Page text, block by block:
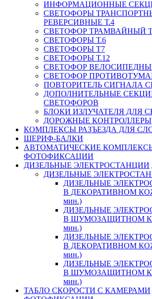
ИНФОРМАЦИОННЫЕ
СВЕТОФОРЫ
РЕВЕРСИВНЫЕ Т.4
СВЕТОФОР ТРАМВАЙНЫЙ
СВЕТОФОРЫ Т.6
СВЕТОФОРЫ Т7
СВЕТОФОРЫ Т.12
СВЕТОФОР
СВЕТОФОР
ПОВТОРИТЕЛЬ СИГНАЛА
ДОПОЛНИТЕЛЬНЫЕ
СВЕТОФОРОВ
БЛОКИ ИЗЛУЧАТЕЛЯ ДЛЯ
ДОРОЖНЫЕ КОНТРОЛЛЕРЫ
КОМПЛЕКСЫ РАЗЪЕЗДА ДЛЯ
ШЕРИФ-БАЛКИ
АВТОМАТИЧЕСКИЕ
ФОТОФИКСАЦИИ
ДИЗЕЛЬНЫЕ ЭЛЕКТРОСТАНЦИИ
ДИЗЕЛЬНЫЕ
ДИЗЕЛЬНЫЕ
В ДЕКОРАТИВНОМ
мин.)
ДИЗЕЛЬНЫЕ
В ШУМОЗАЩИТНОМ
мин.)
ДИЗЕЛЬНЫЕ
В ДЕКОРАТИВНОМ
мин.)
ДИЗЕЛЬНЫЕ
В ШУМОЗАЩИТНОМ
мин.)
ТАБЛО СКОРОСТИ С КАМЕРАМИ